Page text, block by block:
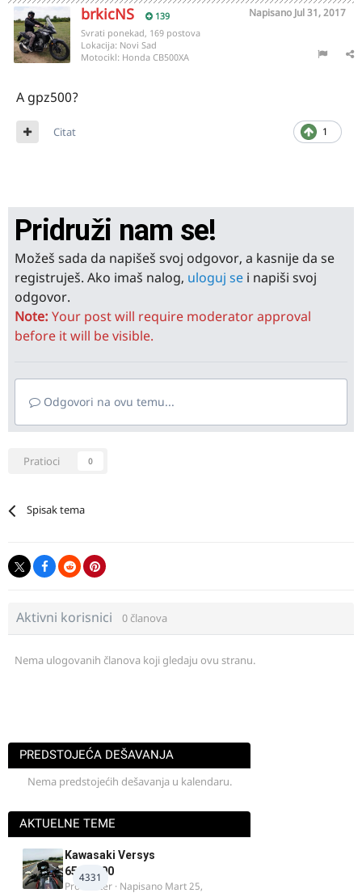
brkicNS 139 Napisano Jul 31, 2017
Svrati ponekad, 169 postova
Lokacija: Novi Sad
Motocikl: Honda CB500XA
A gpz500?
1
Citat
Pridruži nam se!
Možeš sada da napišeš svoj odgovor, a kasnije da se
registruješ. Ako imaš nalog, uloguj se i napiši svoj
odgovor.
Note: Your post will require moderator approval
before it will be visible.
Odgovori na ovu temu...
Pratioci 0
Spisak tema
Aktivni korisnici 0 članova
Nema ulogovanih članova koji gledaju ovu stranu.
PREDSTOJEĆA DEŠAVANJA
Nema predstojećih dešavanja u kalendaru.
AKTUELNE TEME
4331
Kawasaki Versys
650/1000
ProMaster · Napisano Mart 25,